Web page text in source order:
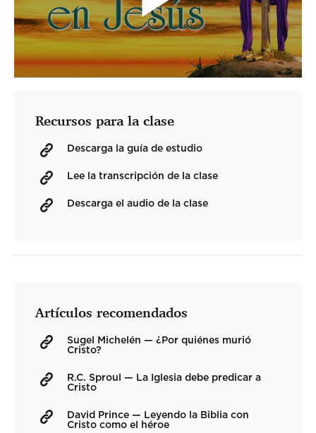
Recursos para la clase
Descarga la guía de estudio
Lee la transcripción de la clase
Descarga el audio de la clase
Artículos recomendados
Sugel Michelén — ¿Por quiénes murió
Cristo?
R.C. Sproul — La Iglesia debe predicar a
Cristo
David Prince — Leyendo la Biblia con
Cristo como el héroe